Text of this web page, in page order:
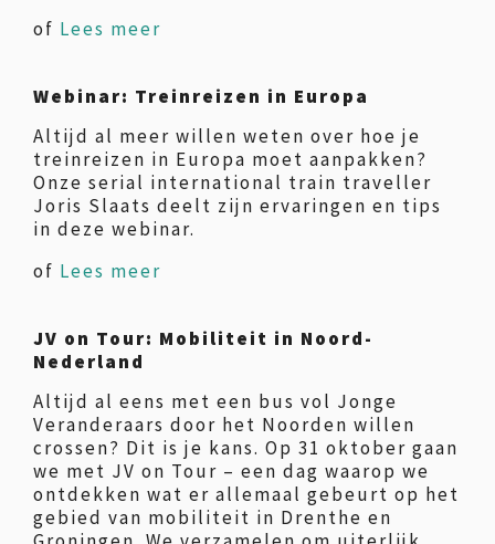
of Lees meer
Webinar: Treinreizen in Europa
Altijd al meer willen weten over hoe je
treinreizen in Europa moet aanpakken?
Onze serial international train traveller
Joris Slaats deelt zijn ervaringen en tips
in deze webinar.
of Lees meer
JV on Tour: Mobiliteit in Noord-
Nederland
Altijd al eens met een bus vol Jonge
Veranderaars door het Noorden willen
crossen? Dit is je kans. Op 31 oktober gaan
we met JV on Tour – een dag waarop we
ontdekken wat er allemaal gebeurt op het
gebied van mobiliteit in Drenthe en